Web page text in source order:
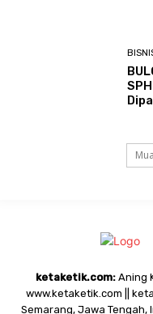
ketaketik.com: Aning
www.ketaketik.com ||
Semarang, Jawa Tengah,